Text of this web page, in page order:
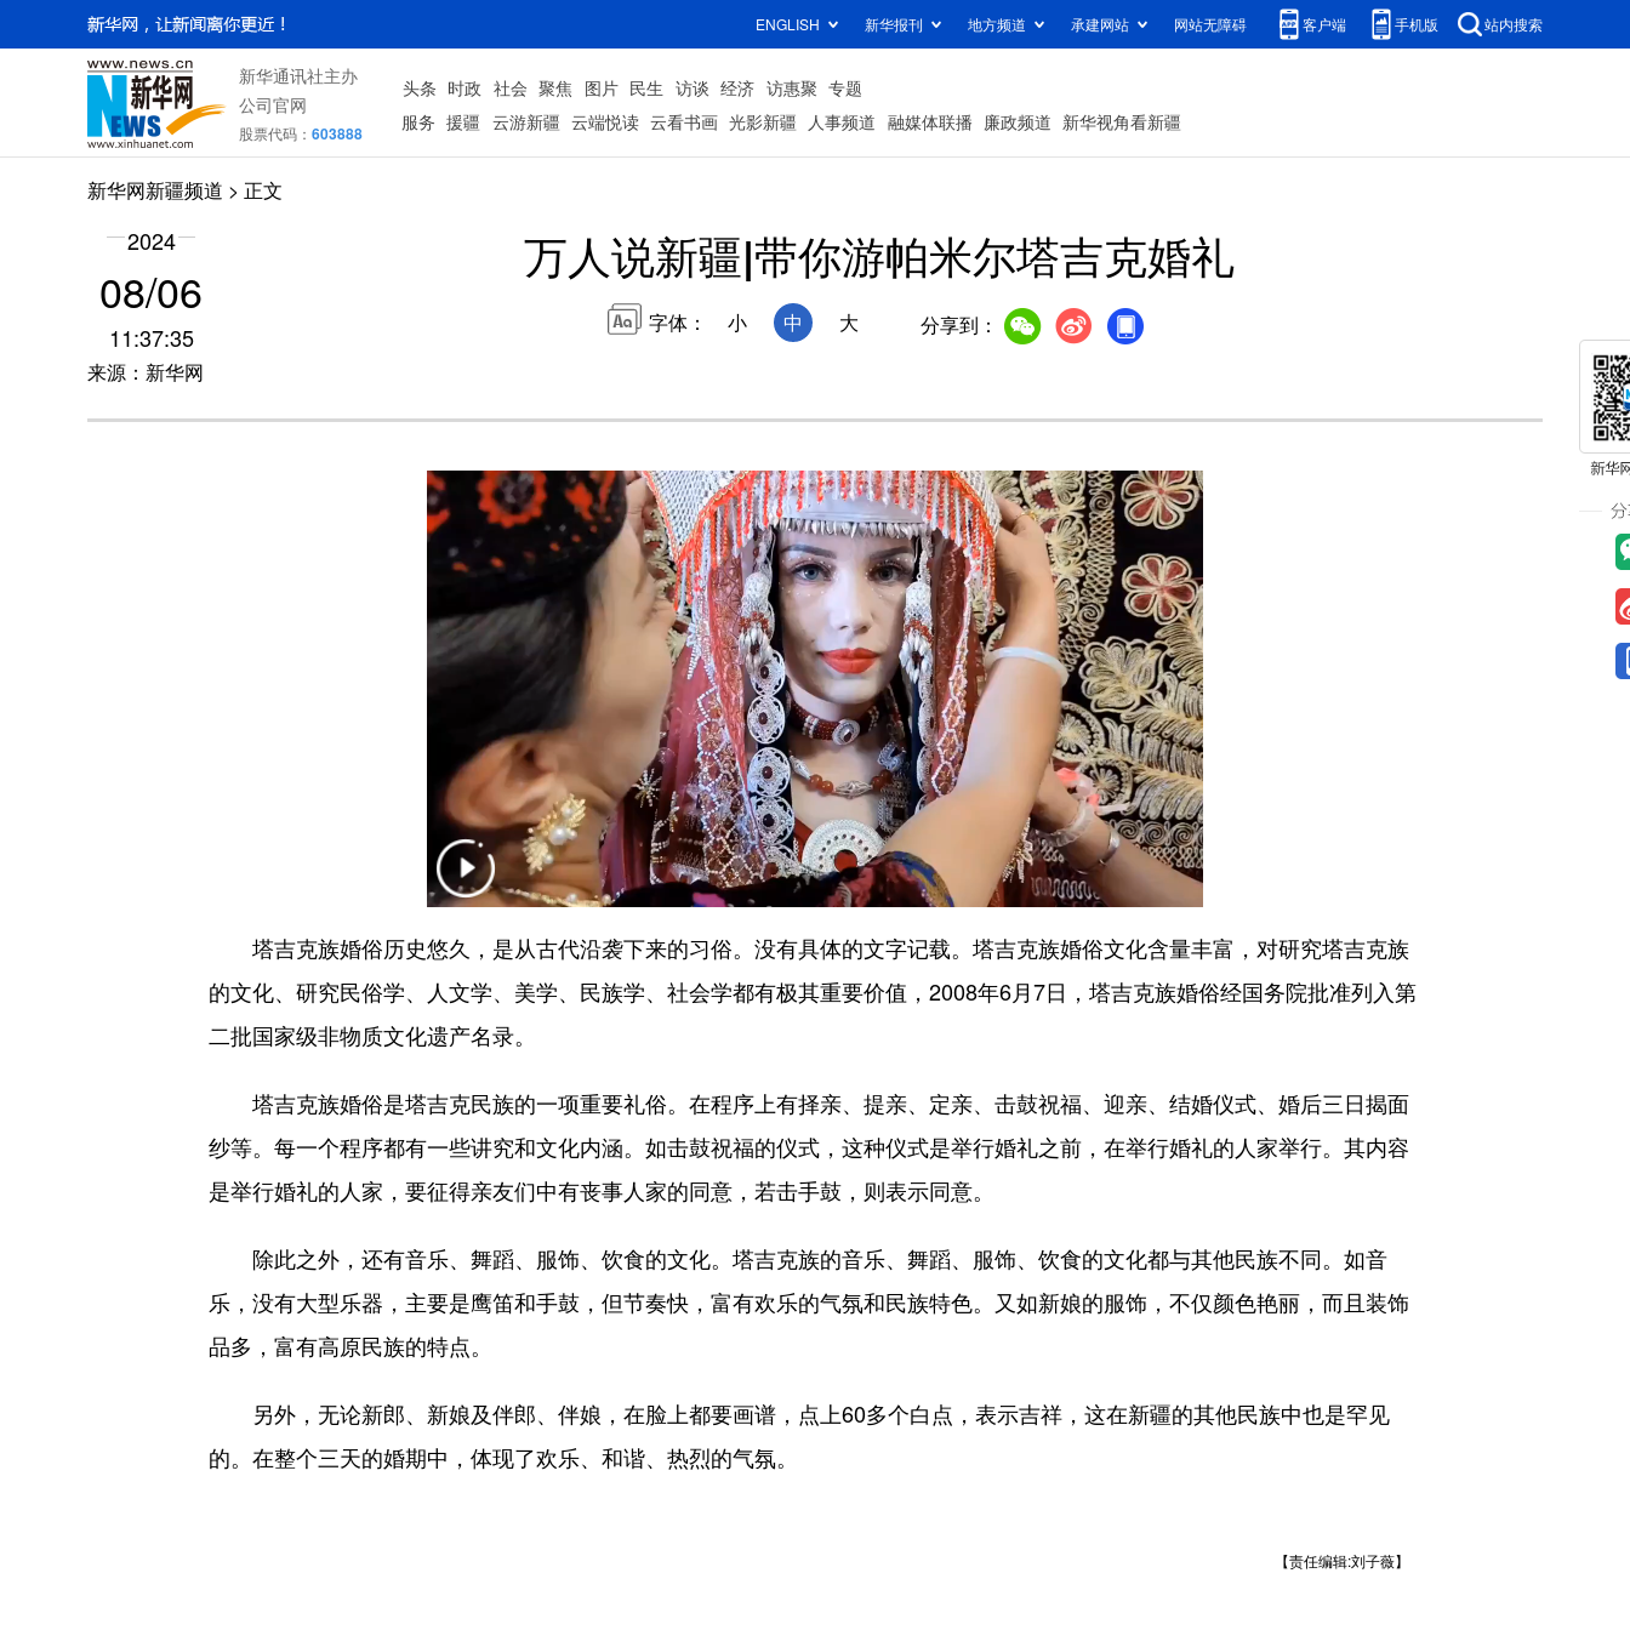
ENGLISH 新华报刊 地方频道 承建网站 网站无障碍 客户端 手机版 站内搜索
新华通讯社主办
公司官网
股票代码： 603888
头条 时政 社会 聚焦 图片 民生 访谈 经济 访惠聚 专题
服务 援疆 云游新疆 云端悦读 云看书画 光影新疆 人事频道 融媒体联播 廉政频道 新华视角看新疆
新华网新疆频道 > 正文
2024
08/06
11:37:35
来源：新华网
万人说新疆|带你游帕米尔塔吉克婚礼
字体： 小 中 大 分享到：
塔吉克族婚俗历史悠久，是从古代沿袭下来的习俗。没有具体的文字记载。塔吉克族婚俗文化含量丰富，对研究塔吉克族
的文化、研究民俗学、人文学、美学、民族学、社会学都有极其重要价值，2008年6月7日，塔吉克族婚俗经国务院批准列入第
二批国家级非物质文化遗产名录。
塔吉克族婚俗是塔吉克民族的一项重要礼俗。在程序上有择亲、提亲、定亲、击鼓祝福、迎亲、结婚仪式、婚后三日揭面
纱等。每一个程序都有一些讲究和文化内涵。如击鼓祝福的仪式，这种仪式是举行婚礼之前，在举行婚礼的人家举行。其内容
是举行婚礼的人家，要征得亲友们中有丧事人家的同意，若击手鼓，则表示同意。
除此之外，还有音乐、舞蹈、服饰、饮食的文化。塔吉克族的音乐、舞蹈、服饰、饮食的文化都与其他民族不同。如音
乐，没有大型乐器，主要是鹰笛和手鼓，但节奏快，富有欢乐的气氛和民族特色。又如新娘的服饰，不仅颜色艳丽，而且装饰
品多，富有高原民族的特点。
另外，无论新郎、新娘及伴郎、伴娘，在脸上都要画谱，点上60多个白点，表示吉祥，这在新疆的其他民族中也是罕见
的。在整个三天的婚期中，体现了欢乐、和谐、热烈的气氛。
【责任编辑:刘子薇】